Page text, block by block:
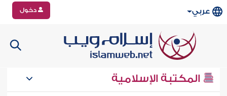
عربي دخول
المكتبة الإسلامية